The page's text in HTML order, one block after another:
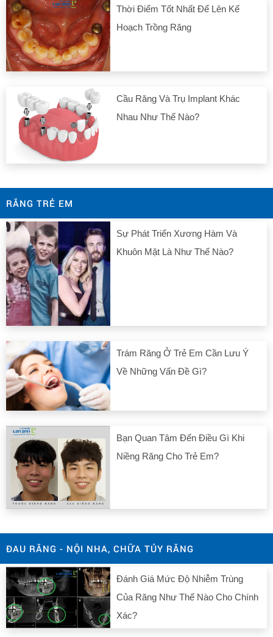
Thời Điểm Tốt Nhất Để Lên Kế
Hoạch Trồng Răng
Cầu Răng Và Trụ Implant Khác
Nhau Như Thế Nào?
RĂNG TRẺ EM
Sự Phát Triển Xương Hàm Và
Khuôn Mặt Là Như Thế Nào?
Trám Răng Ở Trẻ Em Cần Lưu Ý
Về Những Vấn Đề Gì?
Bạn Quan Tâm Đến Điều Gì Khi
Niềng Răng Cho Trẻ Em?
ĐAU RĂNG - NỘI NHA, CHỮA TỦY RĂNG
Đánh Giá Mức Độ Nhiễm Trùng
Của Răng Như Thế Nào Cho Chính
Xác?